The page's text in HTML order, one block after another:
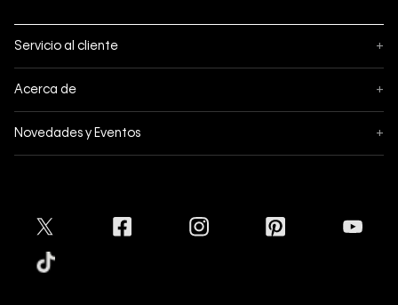
Servicio al cliente +
Mis pedidos
Formas de pago
Envíos
Tiendas
Acerca de +
Política de privacidad
Novedades y Eventos +
Cyber Lunes
Mapa del sitio